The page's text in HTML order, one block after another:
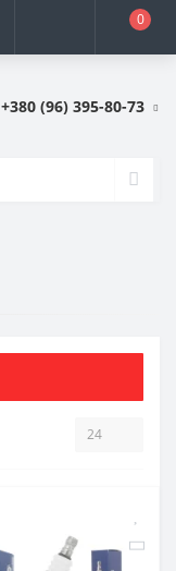
0
+380 (96) 395-80-73